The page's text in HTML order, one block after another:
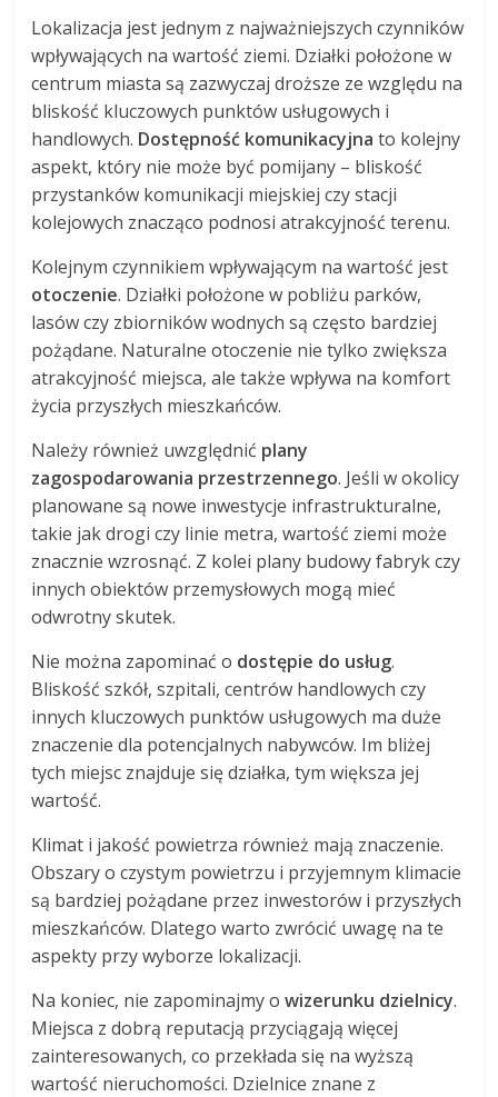
Lokalizacja jest jednym z najważniejszych czynników
wpływających na wartość ziemi. Działki położone w
centrum miasta są zazwyczaj droższe ze względu na
bliskość kluczowych punktów usługowych i
handlowych. Dostępność komunikacyjna to kolejny
aspekt, który nie może być pomijany – bliskość
przystanków komunikacji miejskiej czy stacji
kolejowych znacząco podnosi atrakcyjność terenu.
Kolejnym czynnikiem wpływającym na wartość jest
otoczenie. Działki położone w pobliżu parków,
lasów czy zbiorników wodnych są często bardziej
pożądane. Naturalne otoczenie nie tylko zwiększa
atrakcyjność miejsca, ale także wpływa na komfort
życia przyszłych mieszkańców.
Należy również uwzględnić plany
zagospodarowania przestrzennego. Jeśli w okolicy
planowane są nowe inwestycje infrastrukturalne,
takie jak drogi czy linie metra, wartość ziemi może
znacznie wzrosnąć. Z kolei plany budowy fabryk czy
innych obiektów przemysłowych mogą mieć
odwrotny skutek.
Nie można zapominać o dostępie do usług.
Bliskość szkół, szpitali, centrów handlowych czy
innych kluczowych punktów usługowych ma duże
znaczenie dla potencjalnych nabywców. Im bliżej
tych miejsc znajduje się działka, tym większa jej
wartość.
Klimat i jakość powietrza również mają znaczenie.
Obszary o czystym powietrzu i przyjemnym klimacie
są bardziej pożądane przez inwestorów i przyszłych
mieszkańców. Dlatego warto zwrócić uwagę na te
aspekty przy wyborze lokalizacji.
Na koniec, nie zapominajmy owizerunku dzielnicy.
Miejsca z dobrą reputacją przyciągają więcej
zainteresowanych, co przekłada się na wyższą
wartość nieruchomości. Dzielnice znane z